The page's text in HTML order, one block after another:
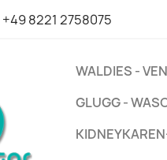
+49 8221 2758075
WALDIES -
GLUGG -